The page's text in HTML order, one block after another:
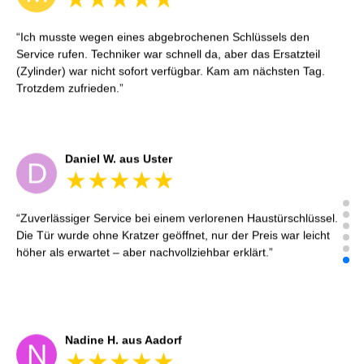
T Tina R. aus Uster
korrigiert. Sonst alles sehr professionell.
J Julia K. aus Winterthur
Beschädigung geöffnet. Sehr freundlich und professionell –
danke nochmals!